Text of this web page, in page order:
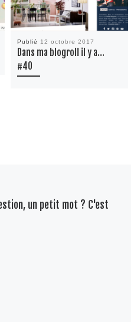
Publié 12 octobre 2017
Dans ma blogroll il y a…
#40
un petit mot ? C'est